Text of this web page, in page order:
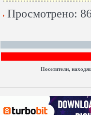
Просмотрено:
Посетители,